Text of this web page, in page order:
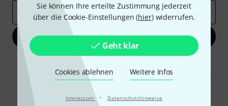
Sie können Ihre erteilte Zustimmung jederzeit
über die Cookie-Einstellungen (hier) widerrufen.
Geht klar
Cookies ablehnen Weitere Infos
Impressum · Datenschutzhinweise
E-Mail-Adresse*
Jetzt anmelden
Mit Klick auf „Jetzt anmelden“ stimmen Sie dem Erhalt von E-Mail-
Werbung und einer Messung des E-Mail-Nutzungsverhaltens zu. Die
Abmeldung ist jederzeit möglich. Weitere Informationen finden Sie in
unseren
* Pflichtfeld